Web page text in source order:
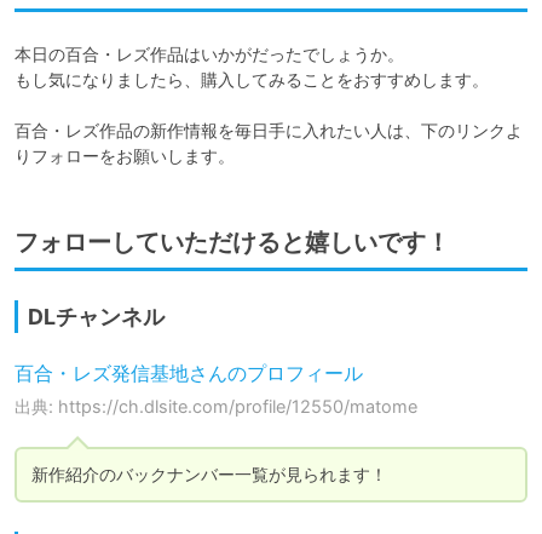
本日の百合・レズ作品はいかがだったでしょうか。
もし気になりましたら、購入してみることをおすすめします。
百合・レズ作品の新作情報を毎日手に入れたい人は、下のリンクよ
りフォローをお願いします。
フォローしていただけると嬉しいです！
DLチャンネル
百合・レズ発信基地さんのプロフィール
出典: https://ch.dlsite.com/profile/12550/matome
新作紹介のバックナンバー一覧が見られます！